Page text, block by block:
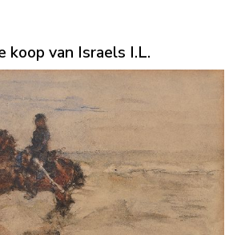
koop van Israels I.L.